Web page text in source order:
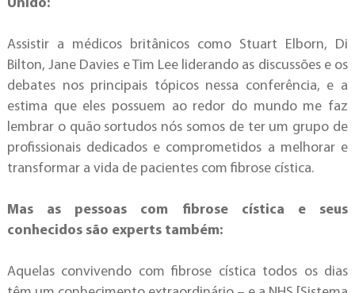
Unido:
Assistir a médicos britânicos como Stuart Elborn, Di
Bilton, Jane Davies e Tim Lee liderando as discussões e os
debates nos principais tópicos nessa conferência, e a
estima que eles possuem ao redor do mundo me faz
lembrar o quão sortudos nós somos de ter um grupo de
profissionais dedicados e comprometidos a melhorar e
transformar a vida de pacientes com fibrose cística.
Mas as pessoas com fibrose cística e seus
conhecidos são experts também:
Aquelas convivendo com fibrose cística todos os dias